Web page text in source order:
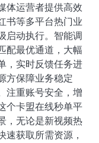
体运营者提供高效
书等多平台热门业
启动执行。智能调
配最优通道，大幅
，实时反馈任务进
方保障业务稳定
注重账号安全，增
个卡盟在线秒单平
，无论是新视频热
获取所需资源，